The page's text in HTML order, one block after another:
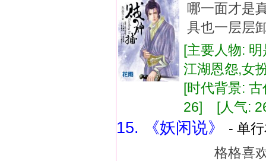
哪一面才
具也一层
[主要人物:
江湖恩怨,女
[时代背景:
26] [人气:
15. 《妖闲说》
- 单
格格喜